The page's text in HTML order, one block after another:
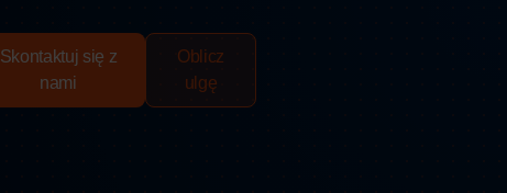
Skontaktuj się z
nami
Oblicz
ulgę